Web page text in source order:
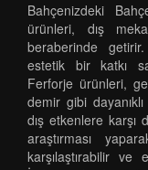
Bahçenizdeki
ürünleri, dış
beraberinde
estetik bir katkı
Ferforje ürünleri,
demir gibi
dış etkenlere karşı
araştırması
karşılaştırabilir ve